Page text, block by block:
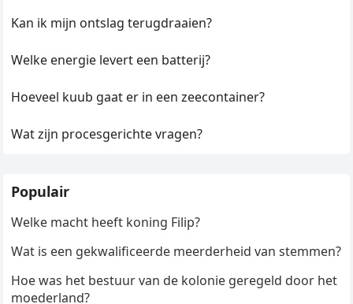
Kan ik mijn ontslag terugdraaien?
Welke energie levert een batterij?
Hoeveel kuub gaat er in een zeecontainer?
Wat zijn procesgerichte vragen?
Populair
Welke macht heeft koning Filip?
Wat is een gekwalificeerde meerderheid van stemmen?
Hoe was het bestuur van de kolonie geregeld door het
moederland?